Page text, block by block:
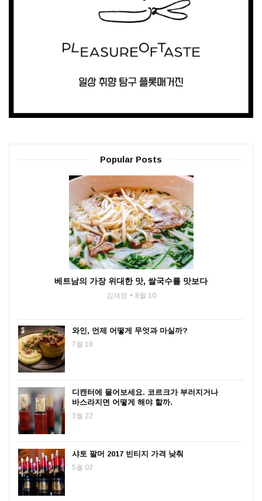
Popular Posts
베트남의 가장 위대한 맛, 쌀국수를 맛보다
김재영 8월 10
와인, 언제 어떻게 무엇과 마실까?
7월 18
디캔터에 물어보세요. 코르크가 부러지거나
바스라지면 어떻게 해야 할까.
3월 22
샤토 팔머 2017 빈티지 가격 낮춰
5월 02